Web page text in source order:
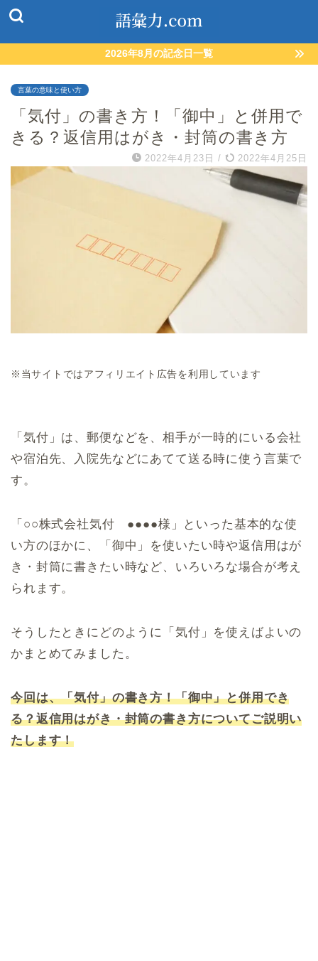
2026年8月の記念日一覧
言葉の意味と使い方
「気付」の書き方！「御中」と併用で
きる？返信用はがき・封筒の書き方
2022年4月23日 / 2022年4月25日
※当サイトではアフィリエイト広告を利用しています
「気付」は、郵便などを、相手が一時的にいる会社
や宿泊先、入院先などにあてて送る時に使う言葉で
す。
「○○株式会社気付 ●●●●様」といった基本的な使
い方のほかに、「御中」を使いたい時や返信用はが
き・封筒に書きたい時など、いろいろな場合が考え
られます。
そうしたときにどのように「気付」を使えばよいの
かまとめてみました。
今回は、「気付」の書き方！「御中」と併用でき
る？返信用はがき・封筒の書き方についてご説明い
たします！